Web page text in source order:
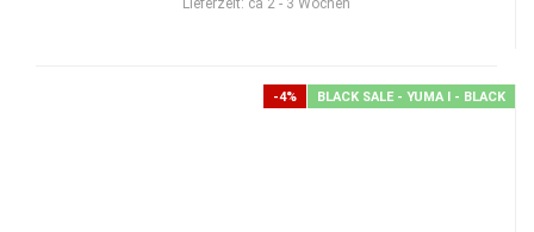
Lieferzeit: ca 2 - 3 Wochen
-4% BLACK SALE - YUMA I - BLACK